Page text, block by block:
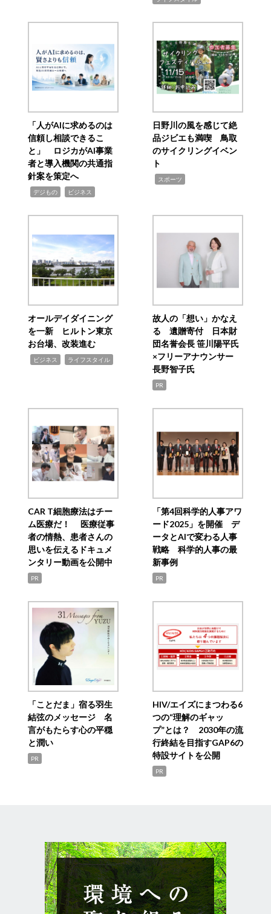
「人がAIに求めるのは
信頼し相談できるこ
と」 ロジカがAI事業
者と導入機関の共通指
針案を策定へ
デジもの ビジネス
日野川の風を感じて絶
品ジビエも満喫 鳥取
のサイクリングイベン
ト
スポーツ
オールデイダイニング
を一新 ヒルトン東京
お台場、改装進む
ビジネス ライフスタイル
故人の「想い」かなえ
る 遺贈寄付 日本財
団名誉会長 笹川陽平氏
×フリーアナウンサー
長野智子氏
PR
CAR T細胞療法はチー
ム医療だ！ 医療従事
者の情熱、患者さんの
思いを伝えるドキュメ
ンタリー動画を公開中
PR
「第4回科学的人事アワ
ード2025」を開催 デ
ータとAIで変わる人事
戦略 科学的人事の最
新事例
PR
「ことだま」宿る羽生
結弦のメッセージ 名
言がもたらす心の平穏
と潤い
PR
HIV/エイズにまつわる6
つの“理解のギャッ
プ”とは？ 2030年の流
行終結を目指すGAP6の
特設サイトを公開
PR